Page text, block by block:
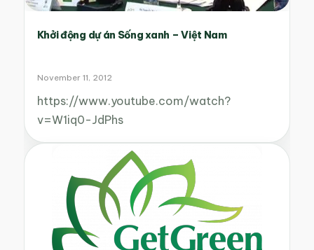
Khởi động dự án Sống xanh – Việt Nam
November 11, 2012
https://www.youtube.com/watch?
v=W1iq0-JdPhs